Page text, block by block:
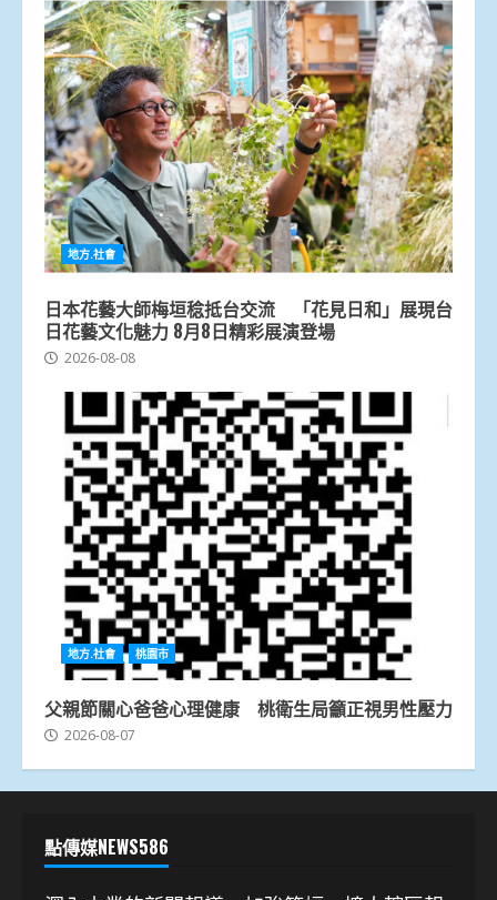
地方.社會
日本花藝大師梅垣稔抵台交流 「花見日和」展現台
日花藝文化魅力 8月8日精彩展演登場
2026-08-08
地方.社會 桃園市
父親節關心爸爸心理健康 桃衛生局籲正視男性壓力
2026-08-07
點傳媒NEWS586